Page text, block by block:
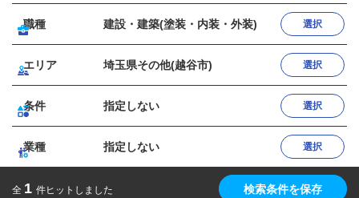
職種 建設・建築(塗装・内装・外装) 選択
エリア 埼玉県その他(越谷市) 選択
条件 指定しない 選択
業種 指定しない 選択
全 1 件ヒットしました 検索条件を保存